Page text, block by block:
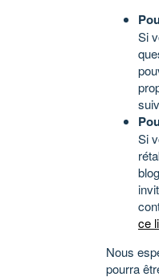
Si
Si
ce
Nous
pourra